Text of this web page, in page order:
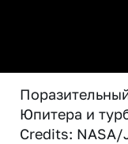
Юпитера и
Credits: